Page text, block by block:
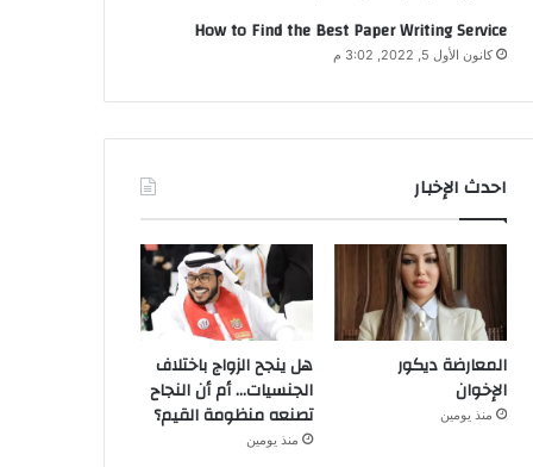
How to Find the Best Paper Writing Service
كانون الأول 5, 2022, 3:02 م
احدث الإخبار
المعارضة ديكور
الإخوان
منذ يومين
هل ينجح الزواج باختلاف
الجنسيات… أم أن النجاح
تصنعه منظومة القيم؟
منذ يومين